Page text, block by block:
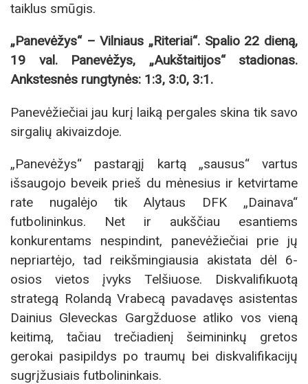
taiklus smūgis.
„Panevėžys“ – Vilniaus „Riteriai“. Spalio 22 dieną,
19 val. Panevėžys, „Aukštaitijos“ stadionas.
Ankstesnės rungtynės: 1:3, 3:0, 3:1.
Panevėžiečiai jau kurį laiką pergales skina tik savo
sirgalių akivaizdoje.
„Panevėžys“ pastarąjį kartą „sausus“ vartus
išsaugojo beveik prieš du mėnesius ir ketvirtame
rate nugalėjo tik Alytaus DFK „Dainava“
futbolininkus. Net ir aukščiau esantiems
konkurentams nespindint, panevėžiečiai prie jų
nepriartėjo, tad reikšmingiausia akistata dėl 6-
osios vietos įvyks Telšiuose. Diskvalifikuotą
strategą Rolandą Vrabecą pavadavęs asistentas
Dainius Gleveckas Gargžduose atliko vos vieną
keitimą, tačiau trečiadienį šeimininkų gretos
gerokai pasipildys po traumų bei diskvalifikacijų
sugrįžusiais futbolininkais.